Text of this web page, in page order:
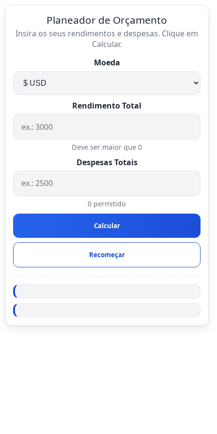
Planeador de Orçamento
Insira os seus rendimentos e despesas. Clique em
Calcular.
Moeda
Rendimento Total
Deve ser maior que 0
Despesas Totais
0 permitido
Calcular
Recomeçar